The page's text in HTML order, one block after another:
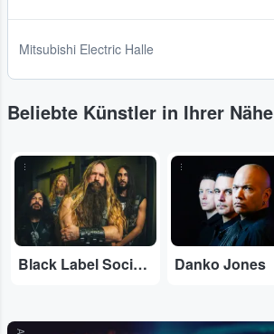
Mitsubishi Electric Halle
Beliebte Künstler in Ihrer Nähe
...
Black Label Society
...
Danko Jones